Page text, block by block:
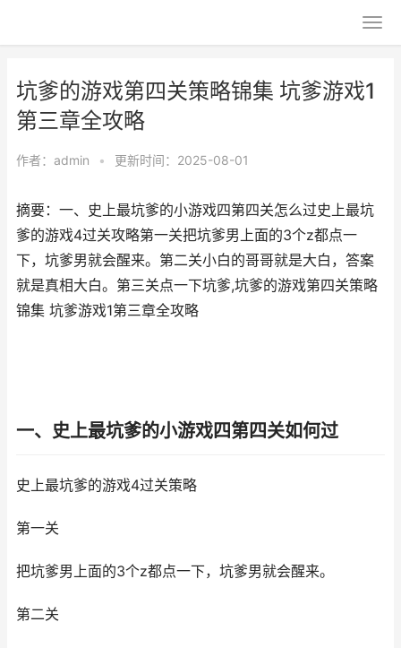
坑爹的游戏第四关策略锦集 坑爹游戏1
第三章全攻略
作者： admin • 更新时间：2025-08-01
摘要：一、史上最坑爹的小游戏四第四关怎么过史上最坑
爹的游戏4过关攻略第一关把坑爹男上面的3个z都点一
下，坑爹男就会醒来。第二关小白的哥哥就是大白，答案
就是真相大白。第三关点一下坑爹,坑爹的游戏第四关策略
锦集 坑爹游戏1第三章全攻略
一、史上最坑爹的小游戏四第四关如何过
史上最坑爹的游戏4过关策略
第一关
把坑爹男上面的3个z都点一下，坑爹男就会醒来。
第二关